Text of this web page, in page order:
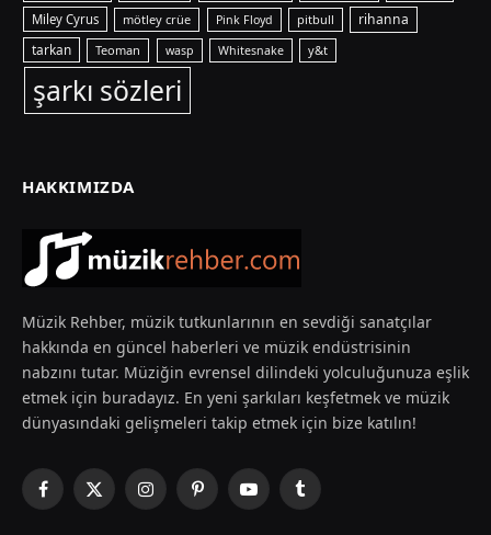
Miley Cyrus
mötley crüe Pink Floyd pitbull rihanna
tarkan Teoman wasp Whitesnake y&t
şarkı sözleri
HAKKIMIZDA
Müzik Rehber, müzik tutkunlarının en sevdiği sanatçılar
hakkında en güncel haberleri ve müzik endüstrisinin
nabzını tutar. Müziğin evrensel dilindeki yolculuğunuza eşlik
etmek için buradayız. En yeni şarkıları keşfetmek ve müzik
dünyasındaki gelişmeleri takip etmek için bize katılın!
Facebook
X
InstagramPinterestYouTubeTumblr